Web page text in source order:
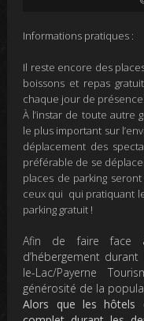
Informations pratiques :
Il reste encore des
boissons et repas
chaque jour de présence.
À l’instar de toute autre
le plus important sur
déplacement des
préférable de se
places de parking
ceux qui qui pratiquant
parking gratuit !
Afin de faire face
d’hébergement
le-Lac/Payerne
générosité de la
Alors que les hôtels